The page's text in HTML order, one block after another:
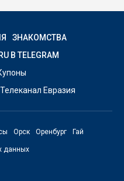
ЗНАКОМСТВА
В TELEGRAM
Телеканал Евразия
Орск Оренбург Гай
данных